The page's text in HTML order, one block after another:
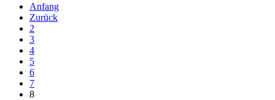
Anfang
Zurück
2
3
4
5
6
7
8